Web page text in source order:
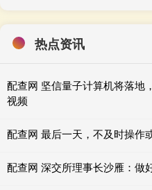
热点资讯
配查网 坚信量子计算机将落地
视频
配查网 最后一天，不及时操作
配查网 深交所理事长沙雁：做